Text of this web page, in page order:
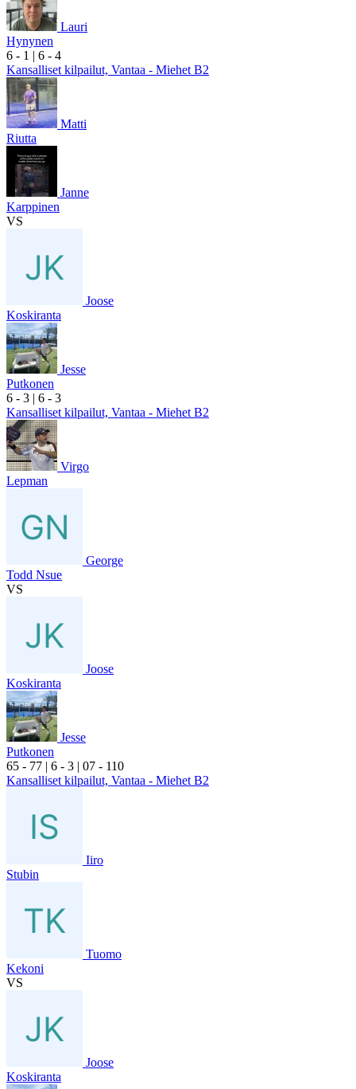
Lauri
Hynynen
6 - 1 | 6 - 4
Kansalliset kilpailut, Vantaa - Miehet B2
Matti
Riutta
Janne
Karppinen
VS
Joose
Koskiranta
Jesse
Putkonen
6 - 3 | 6 - 3
Kansalliset kilpailut, Vantaa - Miehet B2
Virgo
Lepman
George
Todd Nsue
VS
Joose
Koskiranta
Jesse
Putkonen
65 - 77 | 6 - 3 | 07 - 110
Kansalliset kilpailut, Vantaa - Miehet B2
Iiro
Stubin
Tuomo
Kekoni
VS
Joose
Koskiranta